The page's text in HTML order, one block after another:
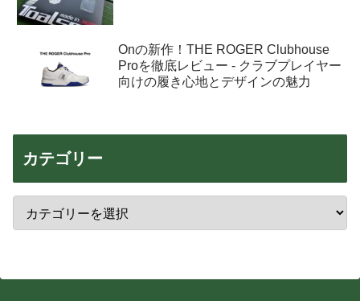
Onの新作！THE ROGER Clubhouse
Proを徹底レビュー - クラブプレイヤー
向けの履き心地とデザインの魅力
カテゴリー